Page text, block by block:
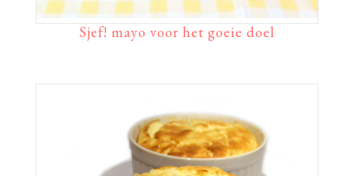
Sjef! mayo voor het goeie doel